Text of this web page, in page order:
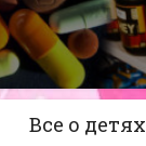
Все о детях